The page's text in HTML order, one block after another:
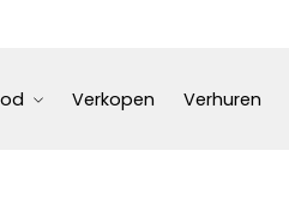
Verkopen Verhuren